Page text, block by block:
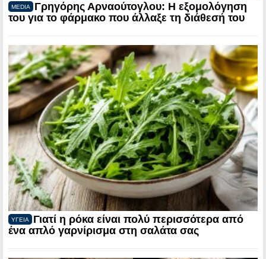
MEDIA
Γρηγόρης Αρναούτογλου: Η εξομολόγηση
του για το φάρμακο που άλλαξε τη διάθεσή του
ΥΓΕΙΑ
Γιατί η ρόκα είναι πολύ περισσότερα από
ένα απλό γαρνίρισμα στη σαλάτα σας